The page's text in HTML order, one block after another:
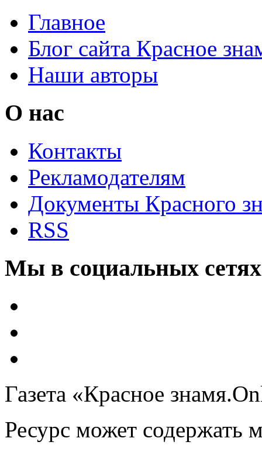
Главное
Блог сайта Красное
Наши авторы
О нас
Контакты
Рекламодателям
Документы Красного
RSS
Мы в социальных сетях
Газета «Красное
Ресурс может содержать